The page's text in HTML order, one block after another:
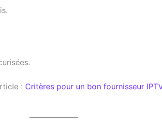
: Critères pour un bon fournisseur